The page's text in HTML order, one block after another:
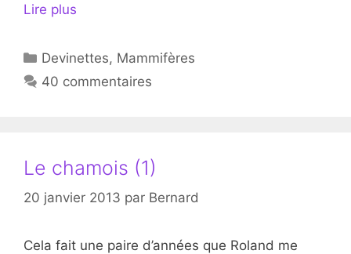
Lire plus
Catégories
Devinettes, Mammifères
40 commentaires
Le chamois (1)
20 janvier 2013 par Bernard
Cela fait une paire d’années que Roland me